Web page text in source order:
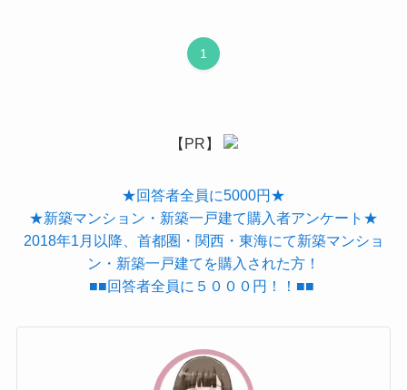
1
【PR】
★回答者全員に5000円★
★新築マンション・新築一戸建て購入者アンケート★
2018年1月以降、首都圏・関西・東海にて新築マンショ
ン・新築一戸建てを購入された方！
■■回答者全員に５０００円！！■■